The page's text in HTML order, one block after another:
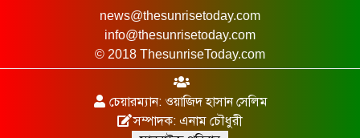
news@thesunrisetoday.com
info@thesunrisetoday.com
© 2018 ThesunriseToday.com
চেয়ারম্যান: ওয়াজিদ হাসান সেলিম
সম্পাদক: এনাম চৌধুরী